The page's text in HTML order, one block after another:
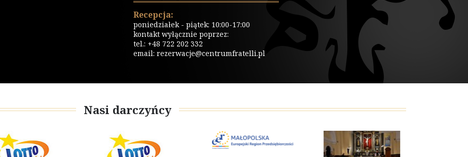
Recepcja:
poniedziałek - piątek: 10:00-17:00
kontakt wyłącznie poprzez:
tel.: +48 722 202 332
email:rezerwacje@centrumfratelli.pl
Nasi darczyńcy